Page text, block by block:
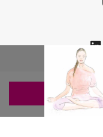
Copyrights ©